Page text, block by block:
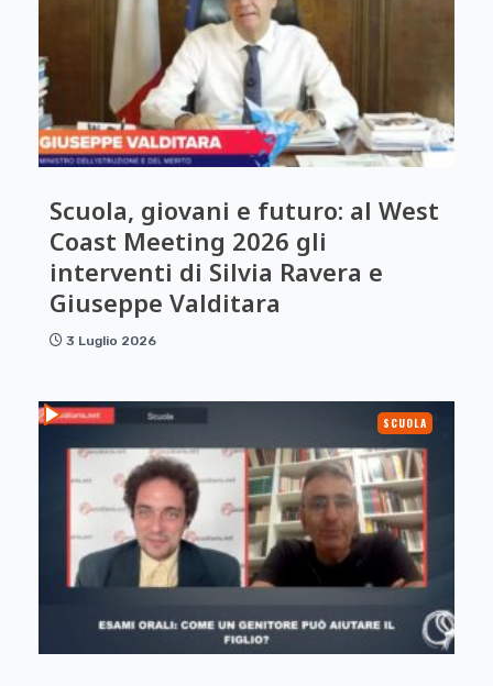
Scuola, giovani e futuro: al West
Coast Meeting 2026 gli
interventi di Silvia Ravera e
Giuseppe Valditara
3 Luglio 2026
SCUOLA